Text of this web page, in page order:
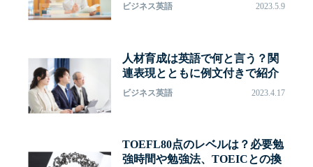
ビジネス英語 2023.5.9
人材育成は英語で何と言う？関
連表現とともに例文付きで紹介
ビジネス英語 2023.4.17
TOEFL80点のレベルは？必要勉
強時間や勉強法、TOEICとの換